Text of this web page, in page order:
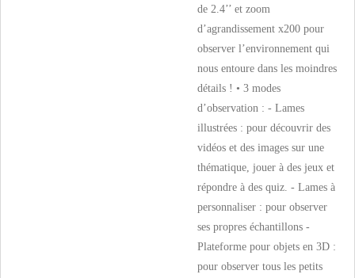
de 2.4’’ et zoom
d’agrandissement x200 pour
observer l’environnement qui
nous entoure dans les moindres
détails ! • 3 modes
d’observation : - Lames
illustrées : pour découvrir des
vidéos et des images sur une
thématique, jouer à des jeux et
répondre à des quiz. - Lames à
personnaliser : pour observer
ses propres échantillons -
Plateforme pour objets en 3D :
pour observer tous les petits